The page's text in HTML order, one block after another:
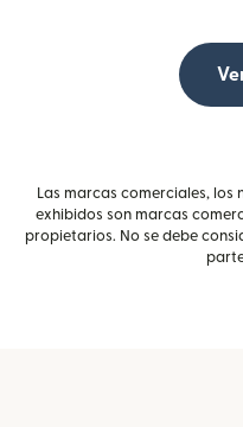
Las marcas comerciales,
exhibidos son marcas
propietarios. No se debe